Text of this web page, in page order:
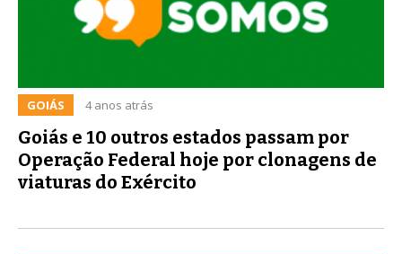
GOIÁS 4 anos atrás
Goiás e 10 outros estados passam por
Operação Federal hoje por clonagens de
viaturas do Exército